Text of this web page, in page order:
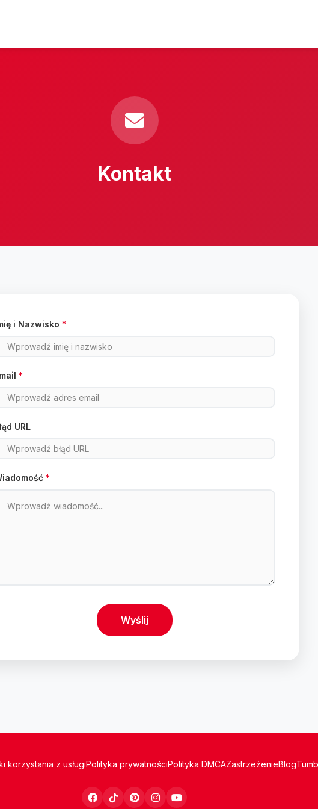
Kontakt
i Nazwisko*
*
URL
*
Wyślij
korzystania z usługiPolityka prywatnościPolityka DMCAZastrzeżenieBlog